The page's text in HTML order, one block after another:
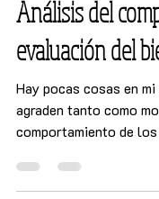
1 jun
Bienestar animal
Análisis del
evaluación del
Hay pocas cosas en mi
agraden tanto como